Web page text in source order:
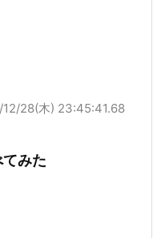
28(木) 23:45:41.68
みた